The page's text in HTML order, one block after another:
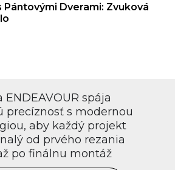
Pántovými Dverami: Zvuková
ENDEAVOUR spája
precíznosť s modernou
aby každý projekt
od prvého rezania
po finálnu montáž